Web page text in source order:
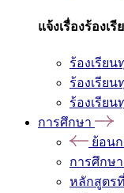
แจ้งเรื่องร้องเ
ร้องเรีย
ร้องเรีย
ร้องเรีย
การศึกษา
ย้อน
การศึกษา
หลักสูตร